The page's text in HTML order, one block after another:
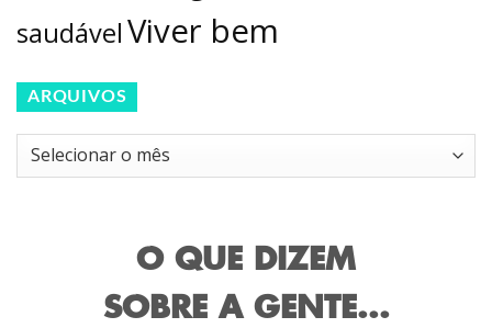
saudávelViver bem
ARQUIVOS
Arquivos
O QUE DIZEM
SOBRE A GENTE...